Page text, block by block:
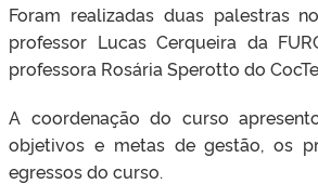
Foram realizadas duas palestras
professor Lucas Cerqueira da
professora Rosária Sperotto do
A coordenação do curso
objetivos e metas de gestão, os
egressos do curso.